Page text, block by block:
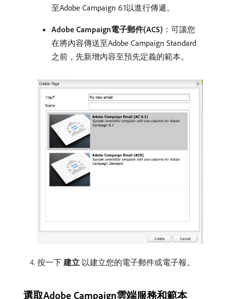
至Adobe Campaign 6.1以進行傳遞。
Adobe Campaign電子郵件(ACS) ：可讓您
在將內容傳送至Adobe Campaign Standard
之前，先新增內容至預先定義的範本。
按一下​ 建立 ​以建立您的電子郵件或電子報。
選取Adobe Campaign雲端服務和範本